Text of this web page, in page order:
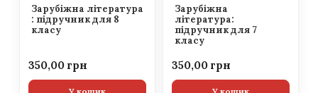
Зарубіжна література
: підручник для 8
класу
350,00
Зарубіжна
література:
підручник для 7
класу
350,00